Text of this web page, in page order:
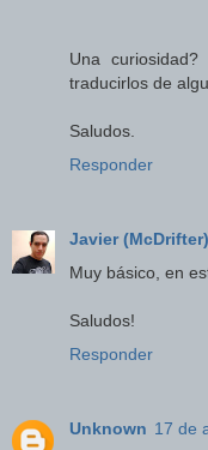
Una
traducirlos de
Saludos.
Responder
Javier (McDrifter)
Muy básico, en
Saludos!
Responder
Unknown 17 de